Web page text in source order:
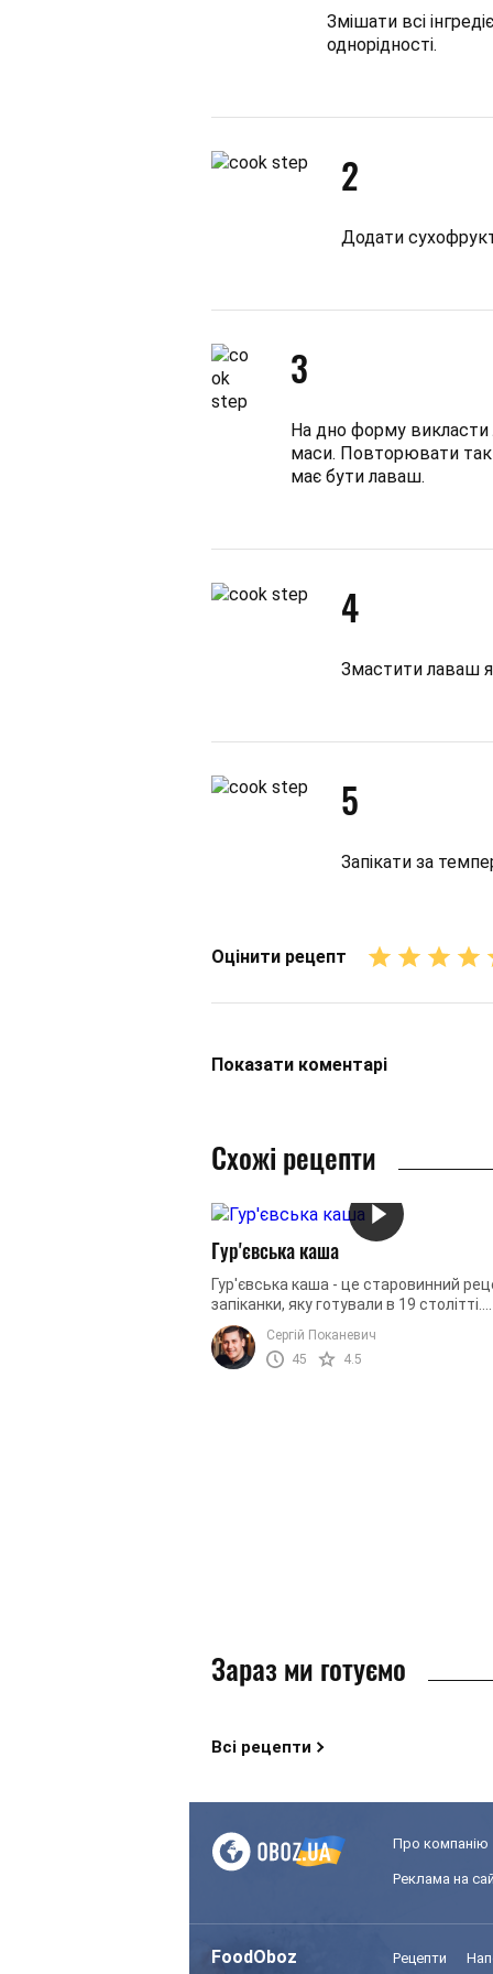
Змішати всі
однорідності.
2
Додати
3
На дно форму викласти
маси. Повторювати так
має бути лаваш.
4
Змастити лаваш
5
Запікати за
Оцінити рецепт
Показати коментарі
Схожі рецепти
Гур'євська каша
Гур'євська каша - це старовинний
запіканки, яку готували в 19 столітті.
Головний інгредієнт срави - манна
сама запіканка не містить у ...
Сергій Поканевич
45
4.5
Зараз ми готуємо
Всі рецепти
Про компанію
Реклама на
FoodOboz Рецепти